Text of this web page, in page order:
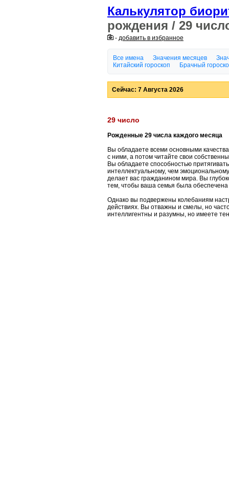
Калькулятор
рождения / 29
- добавить в избранное
Все имена Значения месяцев
Китайский гороскоп
Брачный
Сейчас: 7 Августа 2026
29 число
Рожденные 29 числа каждого месяца
Вы обладаете всеми основными
с ними, а потом читайте свои
Вы обладаете способностью
интеллектуальному, чем
делает вас гражданином мира. Вы
тем, чтобы ваша семья была
Однако вы подвержены колебаниям
действиях. Вы отважны и смелы, но
интеллигентны и разумны, но имеете